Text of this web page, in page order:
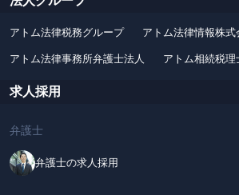
アトム法律税務グループ アトム法律情報株式
アトム法律事務所弁護士法人 アトム相続税理
求人採用
弁護士
弁護士の求人採用